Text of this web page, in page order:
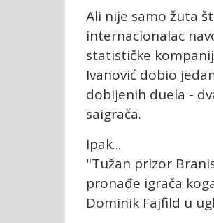
Ali nije samo žuta
internacionalac
statističke
Ivanović dobio
dobijenih duela -
saigrača.
Ipak...
"Tužan prizor
pronađe igrača
Dominik Fajfild u